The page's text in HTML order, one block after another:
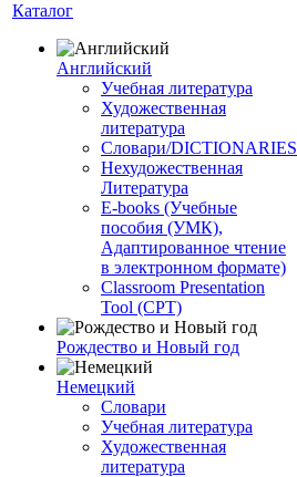
Каталог
Английский
Учебная литература
Художественная
литература
Словари/DICTIONARIES
Нехудожественная
Литература
E-books (Учебные
пособия (УМК),
Адаптированное чтение
в электронном формате)
Classroom Presentation
Tool (CPT)
Рождество и Новый год
Немецкий
Словари
Учебная литература
Художественная
литература